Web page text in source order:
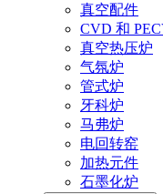
真空配件
CVD 和
真空热压炉
气氛炉
管式炉
牙科炉
马弗炉
电回转窑
加热元件
石墨化炉